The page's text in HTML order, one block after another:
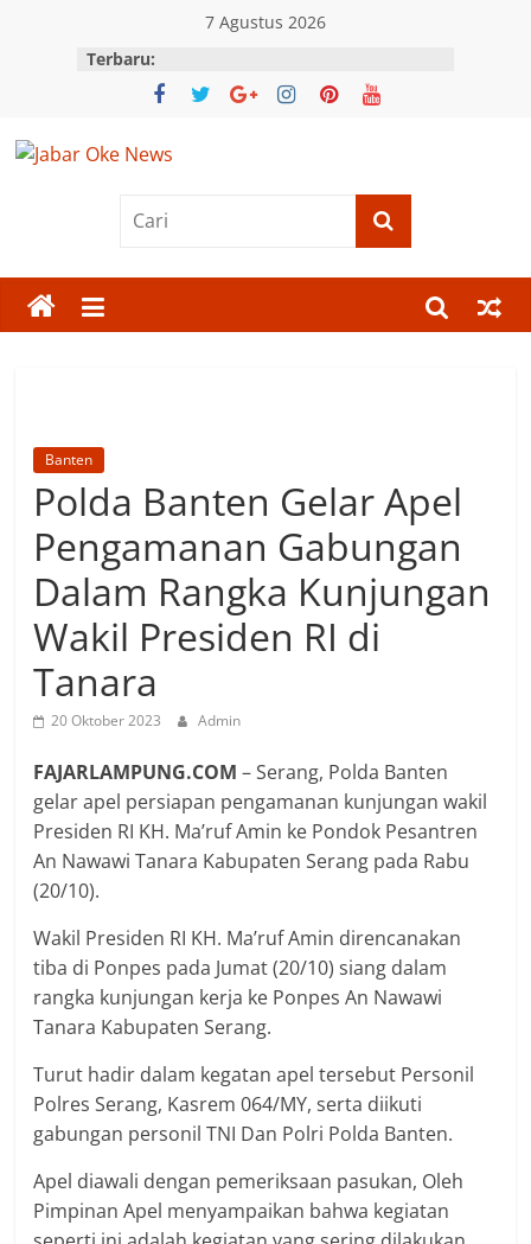
7 Agustus 2026
Terbaru:
News
BaratBanten
Polda Banten Gelar Apel
Pengamanan Gabungan
Dalam Rangka Kunjungan
Wakil Presiden RI di
Tanara
20 Oktober 2023 Admin
FAJARLAMPUNG.COM– Serang, Polda Banten
gelar apel persiapan pengamanan kunjungan wakil
Presiden RI KH. Ma’ruf Amin ke Pondok Pesantren
An Nawawi Tanara Kabupaten Serang pada Rabu
(20/10).
Wakil Presiden RI KH. Ma’ruf Amin direncanakan
tiba di Ponpes pada Jumat (20/10) siang dalam
rangka kunjungan kerja ke Ponpes An Nawawi
Tanara Kabupaten Serang.
Turut hadir dalam kegatan apel tersebut Personil
Polres Serang, Kasrem 064/MY, serta diikuti
gabungan personil TNI Dan Polri Polda Banten.
Apel diawali dengan pemeriksaan pasukan, Oleh
Pimpinan Apel menyampaikan bahwa kegiatan